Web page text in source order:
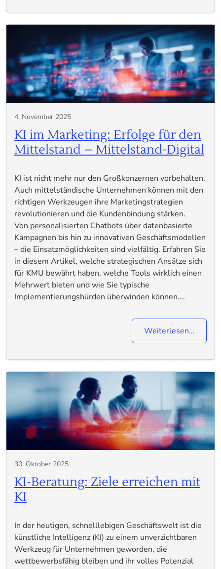
4. November 2025
KI im Marketing: Erfolge für den
Mittelstand – Mittelstand-Digital
KI ist nicht mehr nur den Großkonzernen vorbehalten.
Auch mittelständische Unternehmen können mit den
richtigen Werkzeugen ihre Marketingstrategien
revolutionieren und die Kundenbindung stärken.
Von personalisierten Chatbots über datenbasierte
Kampagnen bis hin zu innovativen Geschäftsmodellen
– die Einsatzmöglichkeiten sind vielfältig. Erfahren Sie
in diesem Artikel, welche strategischen Ansätze sich
für KMU bewährt haben, welche Tools wirklich einen
Mehrwert bieten und wie Sie typische
Implementierungshürden überwinden können….
Weiterlesen…
30. Oktober 2025
KI-Beratung: Ziele erreichen mit
KI
In der heutigen, schnelllebigen Geschäftswelt ist die
künstliche Intelligenz (KI) zu einem unverzichtbaren
Werkzeug für Unternehmen geworden, die
wettbewerbsfähig bleiben und ihr volles Potenzial